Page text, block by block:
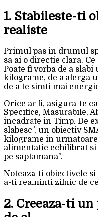
1. Stabileste-ti
realiste
Primul pas in drumul
sa ai o directie clara.
Poate fi vorba de a
kilograme, de a alerga
de a te simti mai
Orice ar fi, asigura-te
Specifice, Masurabile,
incadrate in Timp. De
slabesc”, un obiectiv
kilograme in
alimentatie echilibrat
pe saptamana”.
Noteaza-ti obiectivele
a-ti reaminti zilnic de
2. Creeaza-ti